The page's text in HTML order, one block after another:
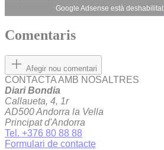
Google Adsense està deshabilitat.
Comentaris
Afegir nou comentari
CONTACTA AMB NOSALTRES
Diari Bondia
Callaueta, 4, 1r
AD500 Andorra la Vella
Principat d'Andorra
Tel. +376 80 88 88
Formulari de contacte